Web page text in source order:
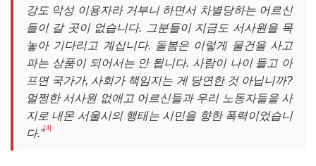
강도 악성 이용자라 거부니 하면서 차별당하는 어르신
들이 갈 곳이 없습니다. 그분들이 지금도 서사원을 목
놓아 기다리고 계십니다. 돌봄은 이렇게 물건을 사고
파는 상품이 되어서는 안 됩니다. 사람이 나이 들고 아
프면 국가가, 사회가 책임지는 게 당연한 것 아닙니까?
멀쩡한 서사원 없애고 어르신들과 우리 노동자들을 사
지로 내몬 서울시의 행태는 시민을 향한 폭력이었습니
다.”[4]